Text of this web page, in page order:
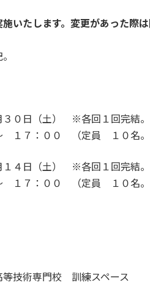
いたします。変更があった際は
３０日（土） ※各回１回完結。
１７：００ （定員 １０名。
１４日（土） ※各回１回完結。
１７：００ （定員 １０名。
等技術専門校 訓練スペース